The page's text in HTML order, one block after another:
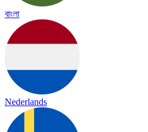
বাংলা
Nederlands